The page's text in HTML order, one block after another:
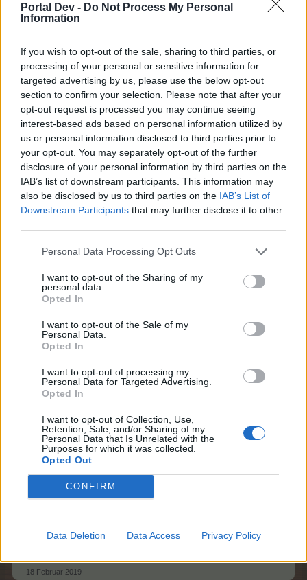
Portal Dev - Do Not Process My Personal
Information
If you wish to opt-out of the sale, sharing to third parties, or
processing of your personal or sensitive information for
targeted advertising by us, please use the below opt-out
section to confirm your selection. Please note that after your
opt-out request is processed you may continue seeing
interest-based ads based on personal information utilized by
us or personal information disclosed to third parties prior to
your opt-out. You may separately opt-out of the further
disclosure of your personal information by third parties on the
IAB’s list of downstream participants. This information may
also be disclosed by us to third parties on the IAB’s List of
Downstream Participants that may further disclose it to other
Personal Data Processing Opt Outs
I want to opt-out of the Sharing of my
personal data.
Opted In
I want to opt-out of the Sale of my
Personal Data.
Opted In
I want to opt-out of processing my
Personal Data for Targeted Advertising.
Opted In
I want to opt-out of Collection, Use,
Retention, Sale, and/or Sharing of my
Personal Data that Is Unrelated with the
Purposes for which it was collected.
Opted Out
CONFIRM
Data Deletion Data Access Privacy Policy
Lørdag 16/2 kl. 10 - Søndag 17/2 kl. 22
Ved køb i banken medfølger bonus:
+ 100% EP i 24 timer
(kan kun opnåes 1 gang i døgnet)
Læs mere om mini event i >FAQ<
MOD-Ara
Board Administrator
Mandag 18/2 kl. 10 - 22
Ved køb i banken medfølger bonus:
+ 100% EP i 24 timer
(kan kun opnåes 1 gang i døgnet)
18 Februar 2019